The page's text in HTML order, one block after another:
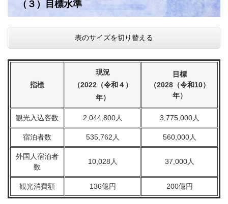
（３）目標水準
表のサイズを切り替える
指標
現況
（2022（令和４）
年）
目標
（2028（令和10）
年）
観光入込客数 2,044,800人 3,775,000人
宿泊者数 535,762人 560,000人
外国人宿泊者
数
10,028人 37,000人
観光消費額 136億円 200億円